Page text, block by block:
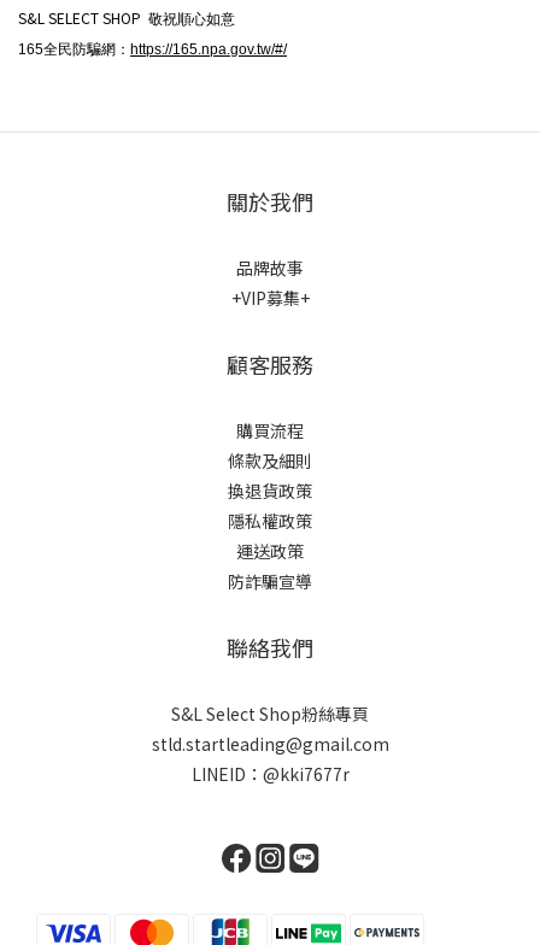
S&L SELECT SHOP 敬祝順心如意
165全民防騙網： https://165.npa.gov.tw/#/
關於我們
品牌故事
+VIP募集+
顧客服務
購買流程
條款及細則
換退貨政策
隱私權政策
運送政策
防詐騙宣導
聯絡我們
S&L Select Shop粉絲專頁
stld.startleading@gmail.com
LINEID： @kki7677r